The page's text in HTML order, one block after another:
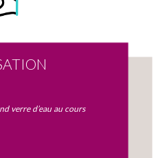
verre d’eau au cours